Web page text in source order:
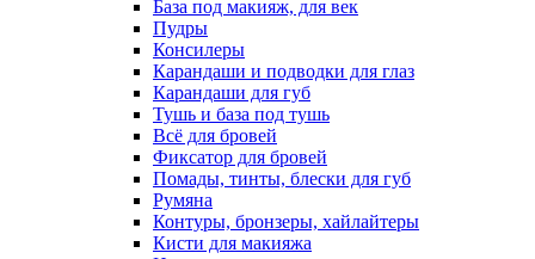
База под макияж, для век
Пудры
Консилеры
Карандаши и подводки для глаз
Карандаши для губ
Тушь и база под тушь
Всё для бровей
Фиксатор для бровей
Помады, тинты, блески для губ
Румяна
Контуры, бронзеры, хайлайтеры
Кисти для макияжа